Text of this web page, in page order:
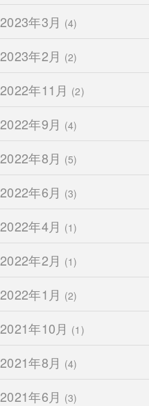
2023年3月 (4)
2023年2月 (2)
2022年11月 (2)
2022年9月 (4)
2022年8月 (5)
2022年6月 (3)
2022年4月 (1)
2022年2月 (1)
2022年1月 (2)
2021年10月 (1)
2021年8月 (4)
2021年6月 (3)